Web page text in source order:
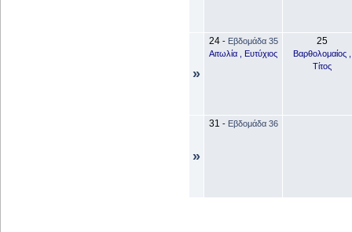
»
24- Εβδομάδα 35
Αιτωλία , Ευτύχιος
25
Βαρθολομαίος ,
Τίτος
»
31 - Εβδομάδα 36